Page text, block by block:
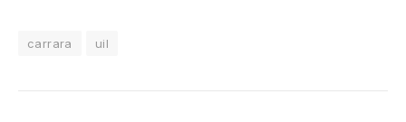
carrara uil